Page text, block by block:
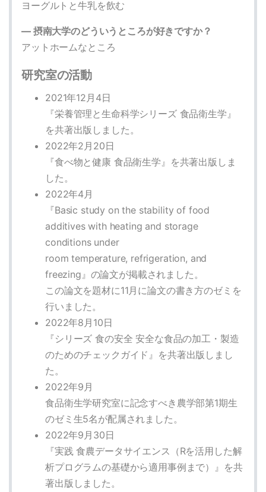
ヨーグルトと牛乳を飲む
― 摂南大学のどういうところが好きですか？
アットホームなところ
研究室の活動
2021年12月4日
『栄養管理と生命科学シリーズ 食品衛生学』
を共著出版しました。
2022年2月20日
『食べ物と健康 食品衛生学』を共著出版しま
した。
2022年4月
『Basic study on the stability of food
additives with heating and storage
conditions under
room temperature, refrigeration, and
freezing』の論文が掲載されました。
この論文を題材に11月に論文の書き方のゼミを
行いました。
2022年8月10日
『シリーズ 食の安全 安全な食品の加工・製造
のためのチェックガイド』を共著出版しまし
た。
2022年9月
食品衛生学研究室に記念すべき農学部第1期生
のゼミ生5名が配属されました。
2022年9月30日
『実践 食農データサイエンス（Rを活用した解
析プログラムの基礎から適用事例まで）』を共
著出版しました。